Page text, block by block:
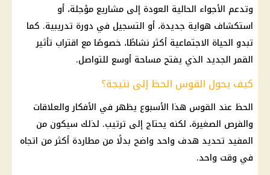
وتدعم الأجواء الحالية العودة إلى مشاريع مؤجلة، أو
استكشاف هواية جديدة، أو التسجيل في دورة تدريبية. كما
تبدو الحياة الاجتماعية أكثر نشاطًا، خصوصًا مع اقتراب تأثير
القمر الجديد الذي يفتح مساحة أوسع للتواصل.
كيف يحول القوس الحظ إلى نتيجة؟
الحظ عند القوس هذا الأسبوع يظهر في الأفكار والعلاقات
والفرص الصغيرة، لكنه يحتاج إلى ترتيب. لذلك سيكون من
المفيد تحديد هدف واحد واضح بدلًا من مطاردة أكثر من اتجاه
في وقت واحد.